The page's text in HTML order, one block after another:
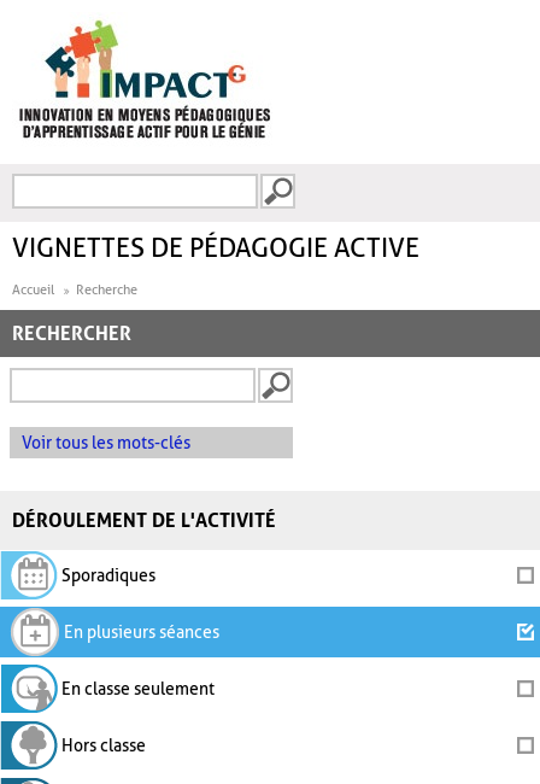
FORMULAIRE DE
VIGNETTES DE PÉDAGOGIE ACTIVE
Accueil Recherche
RECHERCHER
Voir tous les mots-clés
DÉROULEMENT DE L'ACTIVITÉ
Sporadiques
En plusieurs séances
En classe seulement
Hors classe